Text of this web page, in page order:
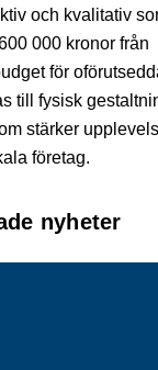
och kvalitativ
000 kronor från
för
till fysisk
stärker
företag.
nyheter